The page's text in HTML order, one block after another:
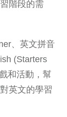
階段的需
、英文拼音
(Starters
和活動，幫
英文的學習